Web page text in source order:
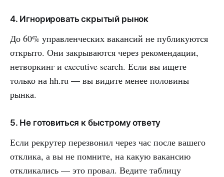
4. Игнорировать скрытый рынок
До 60% управленческих вакансий не публикуются
открыто. Они закрываются через рекомендации,
нетворкинг и executive search. Если вы ищете
только на hh.ru — вы видите менее половины
рынка.
5. Не готовиться к быстрому ответу
Если рекрутер перезвонил через час после вашего
отклика, а вы не помните, на какую вакансию
откликались — это провал. Ведите таблицу